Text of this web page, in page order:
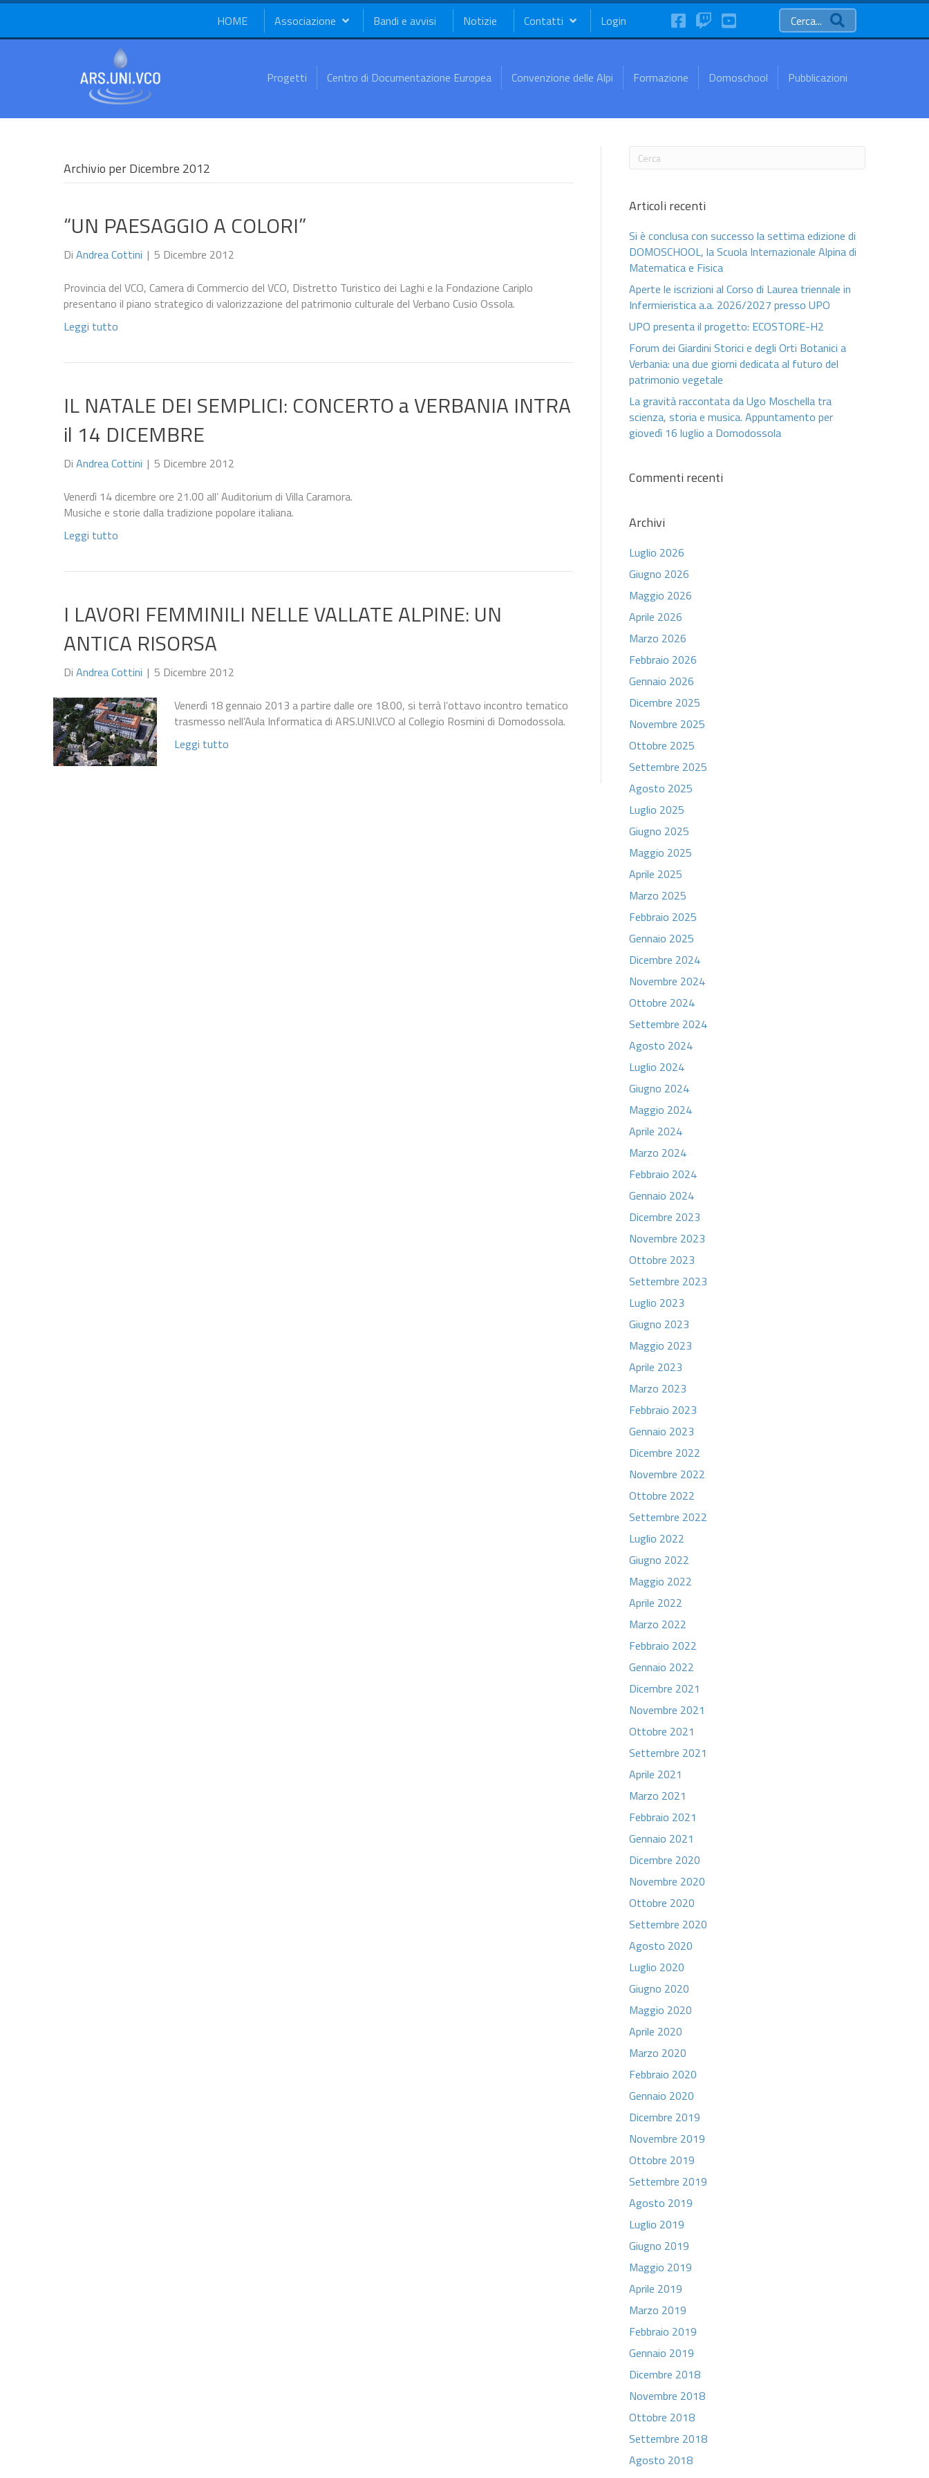
HOME Associazione Bandi e avvisi Notizie Contatti Login FaceBookTwitchYouTube Cerca...
Progetti Centro di Documentazione Europea Convenzione delle Alpi Formazione Domoschool Pubblicazioni
Archivio per Dicembre 2012
“UN PAESAGGIO A COLORI”
Di Andrea Cottini | 5 Dicembre 2012
Provincia del VCO, Camera di Commercio del VCO, Distretto Turistico dei Laghi e la Fondazione Cariplo
presentano il piano strategico di valorizzazione del patrimonio culturale del Verbano Cusio Ossola.
Leggi tutto
IL NATALE DEI SEMPLICI: CONCERTO a VERBANIA INTRA
il 14 DICEMBRE
Di Andrea Cottini | 5 Dicembre 2012
Venerdì 14 dicembre ore 21.00 all’ Auditorium di Villa Caramora.
Musiche e storie dalla tradizione popolare italiana.
Leggi tutto
I LAVORI FEMMINILI NELLE VALLATE ALPINE: UN
ANTICA RISORSA
Di Andrea Cottini | 5 Dicembre 2012
Venerdì 18 gennaio 2013 a partire dalle ore 18.00, si terrà l’ottavo incontro tematico
trasmesso nell’Aula Informatica di ARS.UNI.VCO al Collegio Rosmini di Domodossola.
Leggi tutto
Articoli recenti
Si è conclusa con successo la settima edizione di
DOMOSCHOOL, la Scuola Internazionale Alpina di
Matematica e Fisica
Aperte le iscrizioni al Corso di Laurea triennale in
Infermieristica a.a. 2026/2027 presso UPO
UPO presenta il progetto: ECOSTORE-H2
Forum dei Giardini Storici e degli Orti Botanici a
Verbania: una due giorni dedicata al futuro del
patrimonio vegetale
La gravità raccontata da Ugo Moschella tra
scienza, storia e musica. Appuntamento per
giovedì 16 luglio a Domodossola
Commenti recenti
Archivi
Luglio 2026
Giugno 2026
Maggio 2026
Aprile 2026
Marzo 2026
Febbraio 2026
Gennaio 2026
Dicembre 2025
Novembre 2025
Ottobre 2025
Settembre 2025
Agosto 2025
Luglio 2025
Giugno 2025
Maggio 2025
Aprile 2025
Marzo 2025
Febbraio 2025
Gennaio 2025
Dicembre 2024
Novembre 2024
Ottobre 2024
Settembre 2024
Agosto 2024
Luglio 2024
Giugno 2024
Maggio 2024
Aprile 2024
Marzo 2024
Febbraio 2024
Gennaio 2024
Dicembre 2023
Novembre 2023
Ottobre 2023
Settembre 2023
Luglio 2023
Giugno 2023
Maggio 2023
Aprile 2023
Marzo 2023
Febbraio 2023
Gennaio 2023
Dicembre 2022
Novembre 2022
Ottobre 2022
Settembre 2022
Luglio 2022
Giugno 2022
Maggio 2022
Aprile 2022
Marzo 2022
Febbraio 2022
Gennaio 2022
Dicembre 2021
Novembre 2021
Ottobre 2021
Settembre 2021
Aprile 2021
Marzo 2021
Febbraio 2021
Gennaio 2021
Dicembre 2020
Novembre 2020
Ottobre 2020
Settembre 2020
Agosto 2020
Luglio 2020
Giugno 2020
Maggio 2020
Aprile 2020
Marzo 2020
Febbraio 2020
Gennaio 2020
Dicembre 2019
Novembre 2019
Ottobre 2019
Settembre 2019
Agosto 2019
Luglio 2019
Giugno 2019
Maggio 2019
Aprile 2019
Marzo 2019
Febbraio 2019
Gennaio 2019
Dicembre 2018
Novembre 2018
Ottobre 2018
Settembre 2018
Agosto 2018